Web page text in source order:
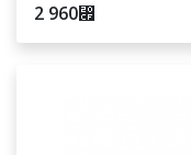
2 960⃏